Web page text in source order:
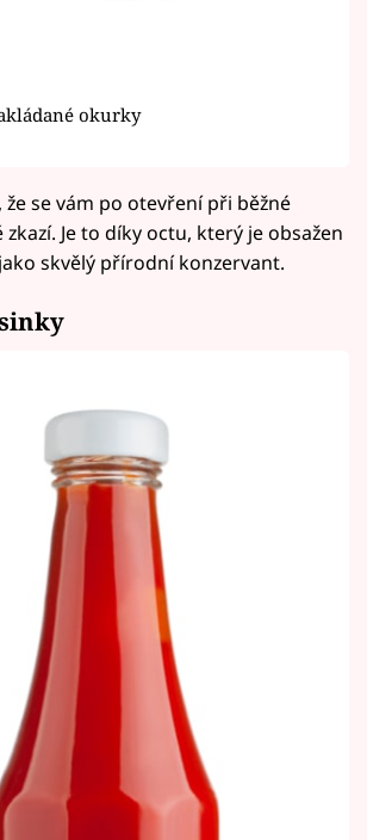
okurky
se vám po otevření při běžné
Je to díky octu, který je obsažen
skvělý přírodní konzervant.